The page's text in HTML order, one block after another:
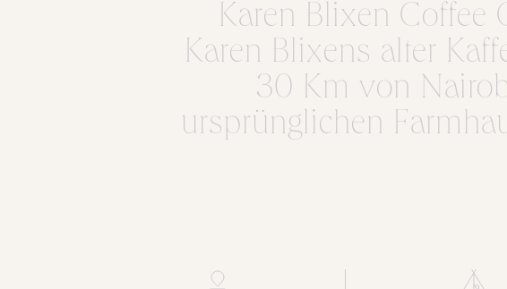
Karen Blixen Coffee
Karen Blixens alter
30 Km von
ursprünglichen